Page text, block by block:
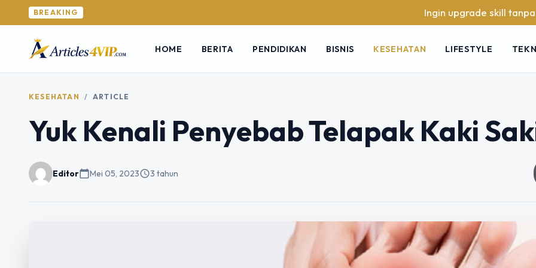
BREAKING Ingin upgrade skill tanpa ribet?
HOME BERITA PENDIDIKAN BISNIS KESEHATAN LIFESTYLE
KESEHATAN / ARTICLE
Yuk Kenali Penyebab Telapak Kaki
Editorcalendar_todayMei 05, 2023schedule3 tahun